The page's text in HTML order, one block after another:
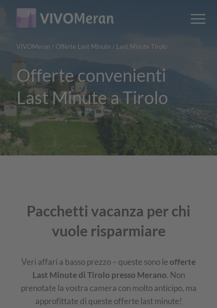
Main
content
Main
navigation
VIVOMeran / Offerte Last Minute / Last Minute Tirolo
Offerte convenienti
Last Minute a Tirolo
Pacchetti vacanza per chi
vuole risparmiare
Veri affari a basso prezzo – queste sono leofferte
Last Minute di Tirolo presso Merano. Non
prenotate la vostra camera con molto anticipo, ma
approfittate di queste offerte last minute!